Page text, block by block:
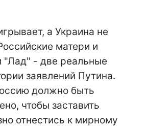
а Украина не
матери и
"Лад" - две реальные
заявлений Путина.
должно быть
чтобы заставить
отнестись к мирному